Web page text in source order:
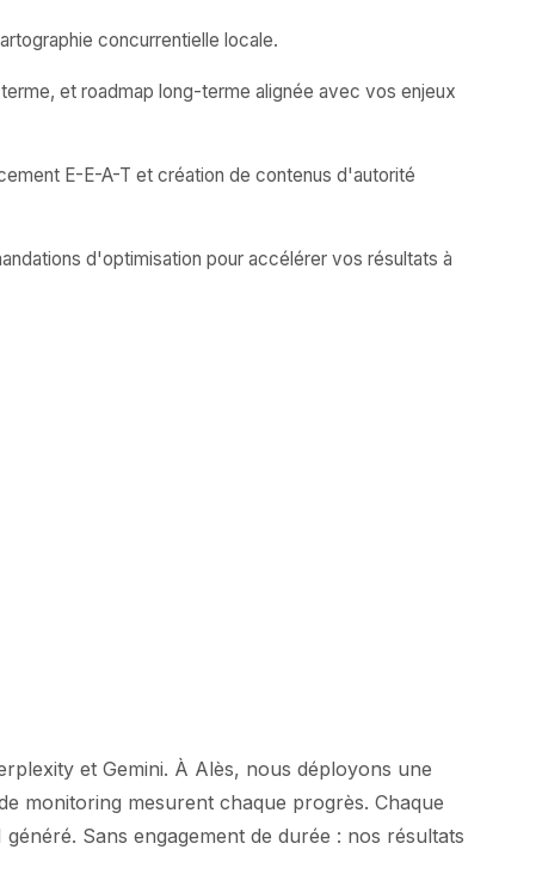
concurrentielle locale.
et roadmap long-terme alignée avec vos enjeux
E-E-A-T et création de contenus d'autorité
d'optimisation pour accélérer vos résultats à
et Gemini. À Alès, nous déployons une
monitoring mesurent chaque progrès. Chaque
Sans engagement de durée : nos résultats